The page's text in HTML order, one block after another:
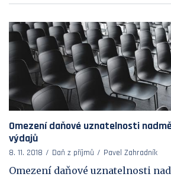
Omezení daňové uznatelnosti
výdajů
8. 11. 2018 Daň z příjmů Pavel Zahradník
Omezení daňové uznatelnosti